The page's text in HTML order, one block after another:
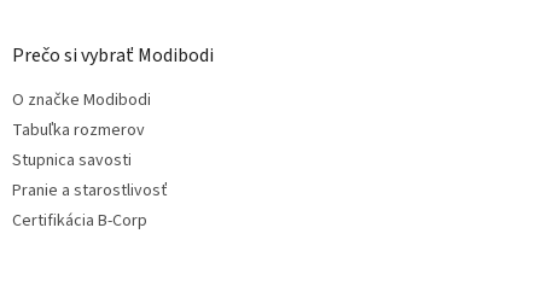
Prečo si vybrať Modibodi
O značke Modibodi
Tabuľka rozmerov
Stupnica savosti
Pranie a starostlivosť
Certifikácia B-Corp